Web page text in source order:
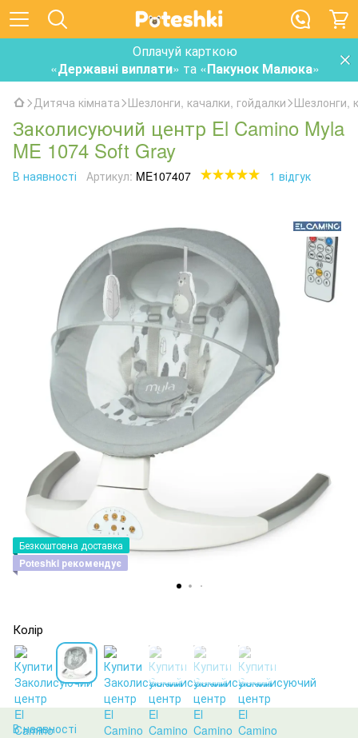
Оплачуй карткою
«Державні виплати» та «Пакунок Малюка»
Дитяча кімната Шезлонги, качалки, гойдалки Шезлонги,
Заколисуючий центр El Camino Myla
ME 1074 Soft Gray
В наявності Артикул: ME107407 1 відгук
Безкоштовна доставка
Poteshki рекомендує
Колір
В наявності